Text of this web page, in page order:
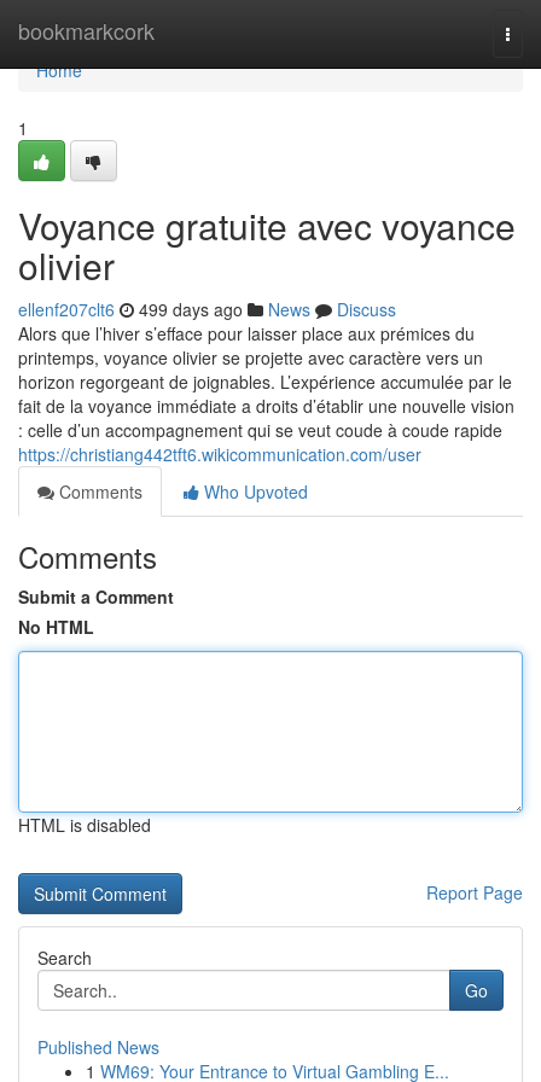
bookmarkcork
Home
Home
1
Voyance gratuite avec voyance
olivier
ellenf207clt6 499 days ago News
Discuss
Alors que l’hiver s’efface pour laisser place aux prémices du
printemps, voyance olivier se projette avec caractère vers un
horizon regorgeant de joignables. L’expérience accumulée par le
fait de la voyance immédiate a droits d’établir une nouvelle vision
: celle d’un accompagnement qui se veut coude à coude rapide
https://christiang442tft6.wikicommunication.com/user
Comments
Who Upvoted
Comments
Submit a Comment
No HTML
HTML is disabled
Report Page
Search
Go
Published News
1 WM69: Your Entrance to Virtual Gambling E...